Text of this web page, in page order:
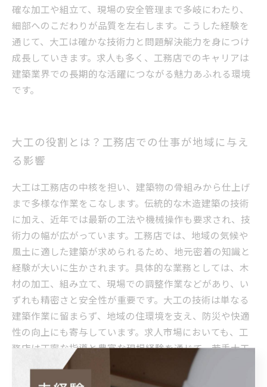
確な加工や組立て、現場の安全管理まで多岐にわたり、
細部へのこだわりが品質を左右します。こうした経験を
通じて、大工は確かな技術力と問題解決能力を身につけ
成長していきます。求人も多く、工務店でのキャリアは
建築業界での長期的な活躍につながる魅力あふれる環境
です。
大工の役割とは？工務店での仕事が地域に与え
る影響
大工は工務店の中核を担い、建築物の骨組みから仕上げ
まで多様な作業をこなします。伝統的な木造建築の技術
に加え、近年では最新の工法や機械操作も要求され、技
術力の幅が広がっています。工務店では、地域の気候や
風土に適した建築が求められるため、地元密着の知識と
経験が大いに生かされます。具体的な業務としては、木
材の加工、組み立て、現場での調整作業などがあり、い
ずれも精密さと安全性が重要です。大工の技術は単なる
建築作業に留まらず、地域の住環境を支え、防災や快適
性の向上にも寄与しています。求人市場においても、工
務店は丁寧な指導と豊富な現場経験を通じて、若手大工
を育成する場として注目されています。工務店での仕事
を通じて得られる技術と地域への貢献は、建築業界での